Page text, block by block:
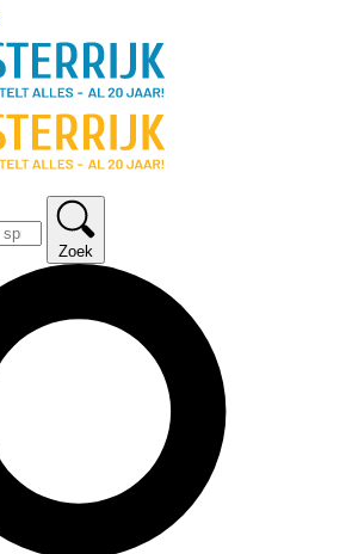
Zoek